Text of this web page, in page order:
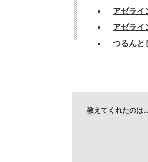
アゼライ
アゼライ
つるんと
教えてくれたのは